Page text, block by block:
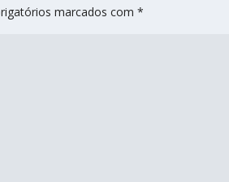
marcados com*